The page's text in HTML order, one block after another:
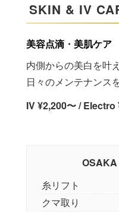
SKIN & IV
美容点滴 ・ 美肌ケア
内側からの美白を叶
日々のメンテナンス
IV ¥2,200〜 / Electro
OSAKA
糸リフト
クマ取り